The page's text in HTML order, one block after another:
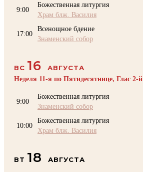
9:00
Божественная литургия
Храм блж. Василия
17:00
Всенощное бдение
Знаменский собор
ВС 16
АВГУСТА
Неделя 11-я по Пятидесятнице, Глас 2-й
9:00
Божественная литургия
Знаменский собор
10:00
Божественная литургия
Храм блж. Василия
ВТ 18 АВГУСТА